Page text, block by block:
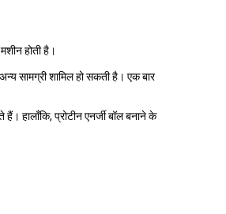
होती है।
सामग्री शामिल हो सकती है। एक बार
हालाँकि, प्रोटीन एनर्जी बॉल बनाने के